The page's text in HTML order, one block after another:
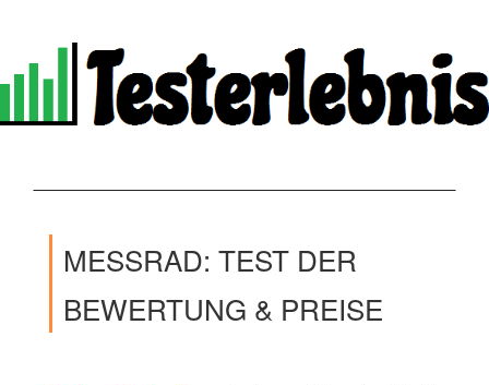
MESSRAD: TEST DER
BEWERTUNG & PREISE